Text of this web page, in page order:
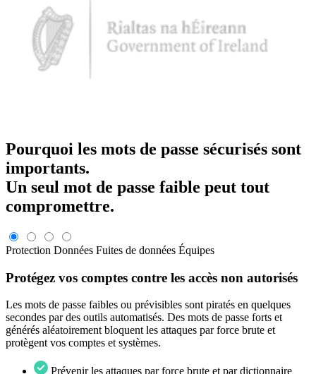
Pourquoi les mots de passe sécurisés sont
importants.
Un seul mot de passe faible peut tout
compromettre.
Protection Données Fuites de données Équipes
Protégez vos comptes contre les accès non autorisés
Les mots de passe faibles ou prévisibles sont piratés en quelques
secondes par des outils automatisés. Des mots de passe forts et
générés aléatoirement bloquent les attaques par force brute et
protègent vos comptes et systèmes.
Prévenir les attaques par force brute et par dictionnaire